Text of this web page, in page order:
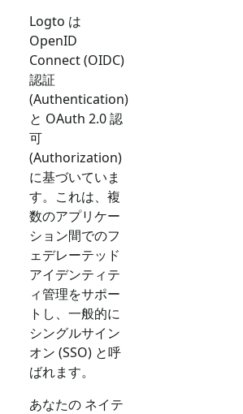
Logto は
OpenID
Connect (OIDC)
認証
(Authentication)
と OAuth 2.0 認
可
(Authorization)
に基づいていま
す。これは、複
数のアプリケー
ション間でのフ
ェデレーテッド
アイデンティテ
ィ管理をサポー
トし、一般的に
シングルサイン
オン (SSO) と呼
ばれます。
あなたの ネイテ